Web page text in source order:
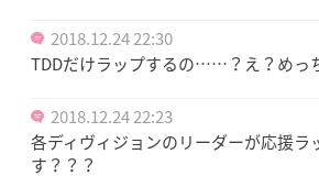
2018.12.24 22:30
TDDだけラップするの……？え？めっ
2018.12.24 22:23
各ディヴィジョンのリーダーが応援ラ
す？？？